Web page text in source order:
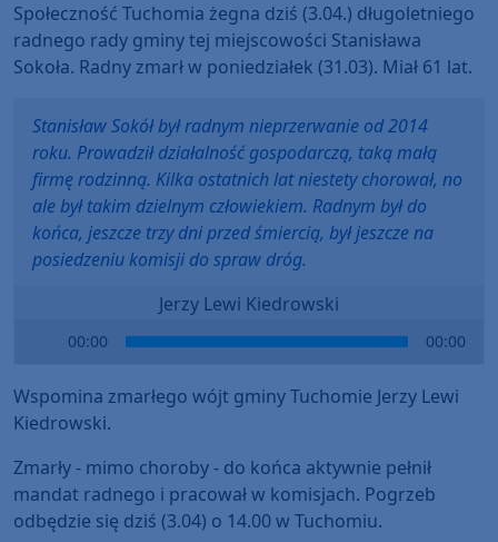
Społeczność Tuchomia żegna dziś (3.04.) długoletniego
radnego rady gminy tej miejscowości Stanisława
Sokoła. Radny zmarł w poniedziałek (31.03). Miał 61 lat.
Stanisław Sokół był radnym nieprzerwanie od 2014
roku. Prowadził działalność gospodarczą, taką małą
firmę rodzinną. Kilka ostatnich lat niestety chorował, no
ale był takim dzielnym człowiekiem. Radnym był do
końca, jeszcze trzy dni przed śmiercią, był jeszcze na
posiedzeniu komisji do spraw dróg.
Jerzy Lewi Kiedrowski
00:00 00:00
Wspomina zmarłego wójt gminy Tuchomie Jerzy Lewi
Kiedrowski.
Zmarły - mimo choroby - do końca aktywnie pełnił
mandat radnego i pracował w komisjach. Pogrzeb
odbędzie się dziś (3.04) o 14.00 w Tuchomiu.